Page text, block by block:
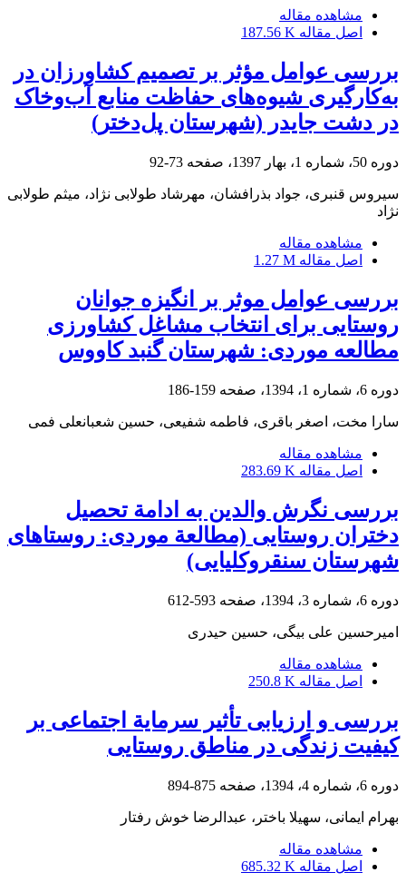
مشاهده مقاله
اصل مقاله 187.56 K
بررسی عوامل مؤثر بر تصمیم کشاورزان در
به‌کارگیری شیوه‌های حفاظت منابع آب‌وخاک
در دشت جایدر (شهرستان پل‌دختر)
دوره 50، شماره 1، بهار 1397، صفحه 73-92
سیروس قنبری، جواد بذرافشان، مهرشاد طولابی نژاد، میثم طولابی
نژاد
مشاهده مقاله
اصل مقاله 1.27 M
بررسی عوامل موثر بر انگیزه جوانان
روستایی برای انتخاب مشاغل کشاورزی
مطالعه موردی: شهرستان گنبد کاووس
دوره 6، شماره 1، 1394، صفحه 159-186
سارا مخت، اصغر باقری، فاطمه شفیعی، حسین شعبانعلی فمی
مشاهده مقاله
اصل مقاله 283.69 K
بررسی نگرش والدین به ادامة تحصیل
دختران روستایی (مطالعة موردی: روستاهای
شهرستان سنقروکلیایی)
دوره 6، شماره 3، 1394، صفحه 593-612
امیرحسین علی بیگی، حسین حیدری
مشاهده مقاله
اصل مقاله 250.8 K
بررسی و ارزیابی تأثیر سرمایة اجتماعی بر
کیفیت زندگی در مناطق روستایی
دوره 6، شماره 4، 1394، صفحه 875-894
بهرام ایمانی، سهیلا باختر، عبدالرضا خوش رفتار
مشاهده مقاله
اصل مقاله 685.32 K